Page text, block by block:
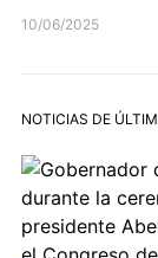
10/06/2025
NOTICIAS DE